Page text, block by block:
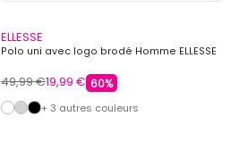
ELLESSE
Polo uni avec logo brodé Homme ELLESSE
49,99 €19,99 € 60%
+ 3 autres couleurs